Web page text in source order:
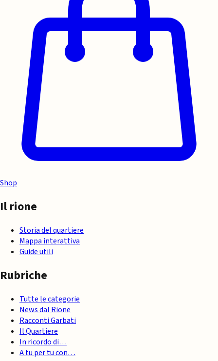
Shop
Il rione
Storia del quartiere
Mappa interattiva
Guide utili
Rubriche
Tutte le categorie
News dal Rione
Racconti Garbati
Il Quartiere
In ricordo di…
A tu per tu con…